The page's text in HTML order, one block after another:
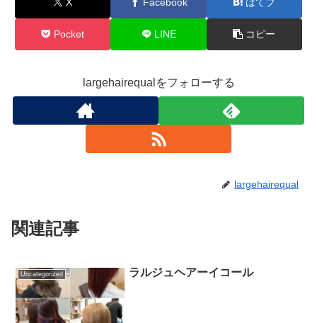
Pocket LINE コピー
largehairequalをフォローする
largehairequal
関連記事
Uncategorized ラルジュヘアーイコール